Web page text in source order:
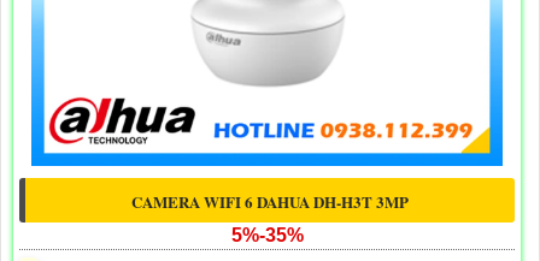
CAMERA WIFI 6 DAHUA DH-H3T 3MP
5%-35%